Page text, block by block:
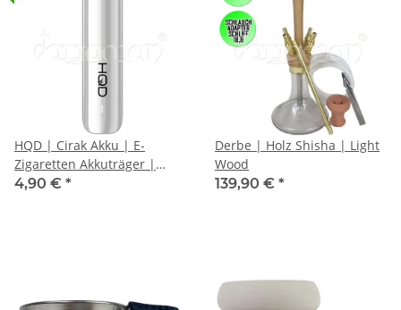
HQD | Cirak Akku | E-
Zigaretten Akkuträger |
Weiß
4,90 € *
Derbe | Holz Shisha | Light
Wood
139,90 € *